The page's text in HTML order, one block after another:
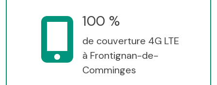
100 %
de couverture 4G LTE
à Frontignan-de-
Comminges